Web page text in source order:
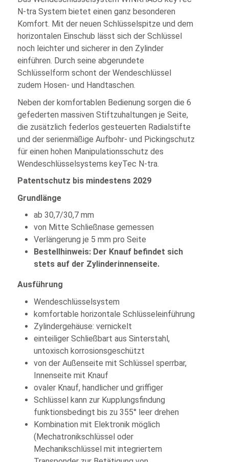
N-tra System bietet einen ganz besonderen
Komfort. Mit der neuen Schlüsselspitze und dem
horizontalen Einschub lässt sich der Schlüssel
noch leichter und sicherer in den Zylinder
einführen. Durch seine abgerundete
Schlüsselform schont der Wendeschlüssel
zudem Hosen- und Handtaschen.
Neben der komfortablen Bedienung sorgen die 6
gefederten massiven Stiftzuhaltungen je Seite,
die zusätzlich federlos gesteuerten Radialstifte
und der serienmäßige Aufbohr- und Pickingschutz
für einen hohen Manipulationsschutz des
Wendeschlüsselsystems keyTec N-tra.
Patentschutz bis mindestens 2029
Grundlänge
ab 30,7/30,7 mm
von Mitte Schließnase gemessen
Verlängerung je 5 mm pro Seite
Bestellhinweis: Der Knauf befindet sich
stets auf der Zylinderinnenseite.
Ausführung
Wendeschlüsselsystem
komfortable horizontale Schlüsseleinführung
Zylindergehäuse: vernickelt
einteiliger Schließbart aus Sinterstahl,
untoxisch korrosionsgeschützt
von der Außenseite mit Schlüssel sperrbar,
Innenseite mit Knauf
ovaler Knauf, handlicher und griffiger
Schlüssel kann zur Kupplungsfindung
funktionsbedingt bis zu 355° leer drehen
Kombination mit Elektronik möglich
(Mechatronikschlüssel oder
Mechanikschlüssel mit integriertem